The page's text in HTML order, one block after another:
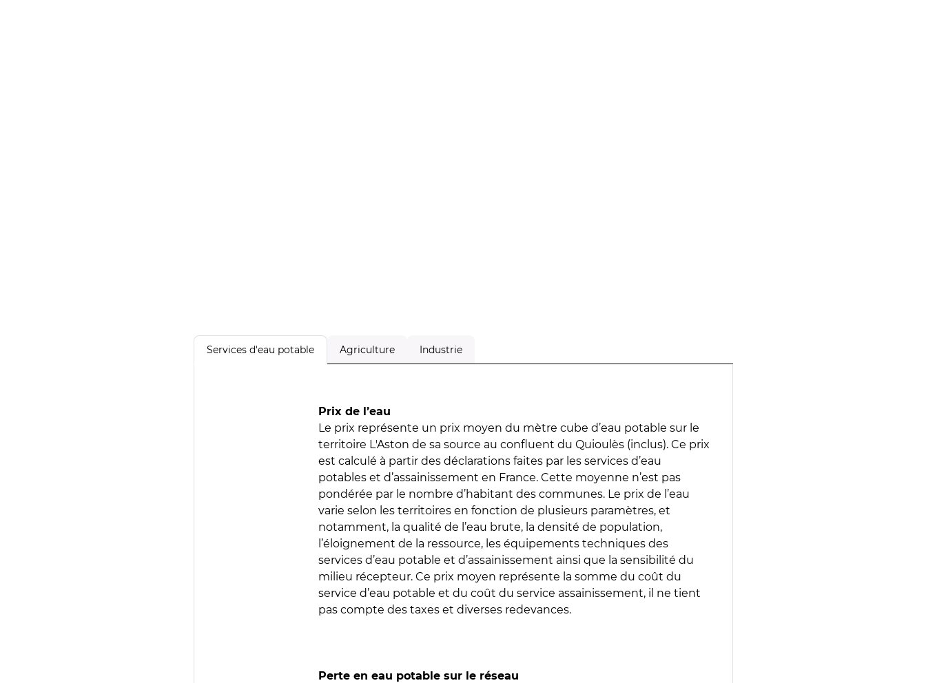
Services d'eau potable Agriculture Industrie
Prix de l’eau
Le prix représente un prix moyen du mètre cube d’eau potable sur le
territoire L'Aston de sa source au confluent du Quioulès (inclus). Ce prix
est calculé à partir des déclarations faites par les services d’eau
potables et d’assainissement en France. Cette moyenne n’est pas
pondérée par le nombre d’habitant des communes. Le prix de l’eau
varie selon les territoires en fonction de plusieurs paramètres, et
notamment, la qualité de l’eau brute, la densité de population,
l’éloignement de la ressource, les équipements techniques des
services d’eau potable et d’assainissement ainsi que la sensibilité du
milieu récepteur. Ce prix moyen représente la somme du coût du
service d’eau potable et du coût du service assainissement, il ne tient
pas compte des taxes et diverses redevances.
Perte en eau potable sur le réseau